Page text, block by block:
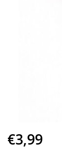
€3,99